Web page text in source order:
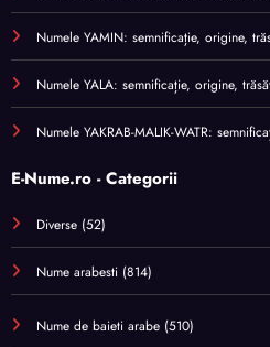
Numele YAMIN: semnificație, origine,
Numele YALA: semnificație, origine,
Numele YAKRAB-MALIK-WATR:
E-Nume.ro - Categorii
Diverse (52)
Nume arabesti (814)
Nume de baieti arabe (510)